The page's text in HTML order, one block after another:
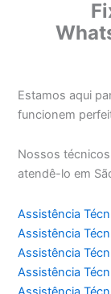
Estamos aqui
funcionem
Nossos
atendê-lo em
Assistência
Assistência
Assistência
Assistência